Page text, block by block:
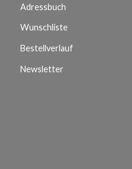
Adressbuch
Wunschliste
Bestellverlauf
Newsletter